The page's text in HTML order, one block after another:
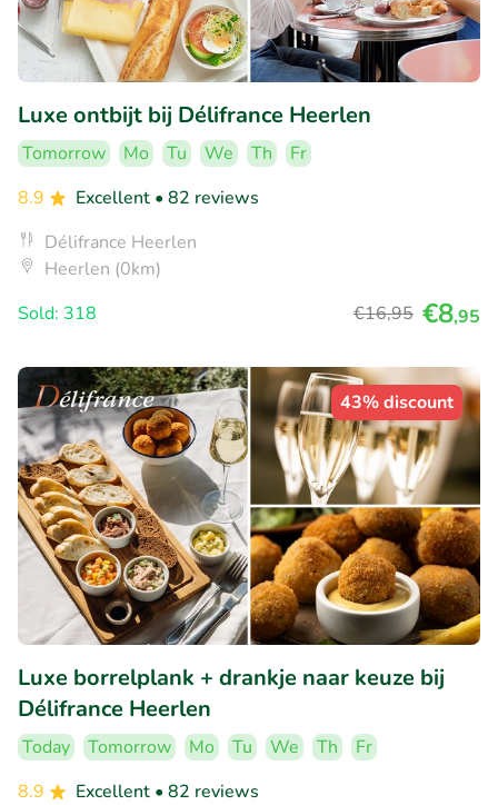
Luxe ontbijt bij Délifrance Heerlen
Tomorrow Mo Tu We Th
Fr
8.9
Excellent • 82 reviews
Délifrance Heerlen
Heerlen (0km)
Sold: 318
€16,95 €8,95
43% discount
Luxe borrelplank + drankje naar keuze bij
Délifrance Heerlen
Today Tomorrow Mo Tu We Th
Fr
8.9
Excellent • 82 reviews